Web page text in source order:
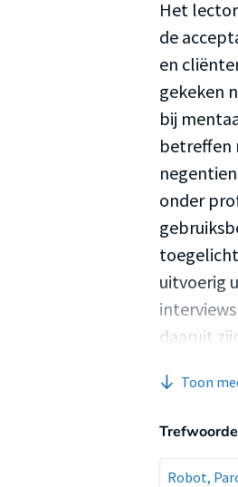
Het
de
en
gekeken
bij
betreffen
onder
uitvoerig
daaruit
gezond
robot.
voor
Toon
Robot,